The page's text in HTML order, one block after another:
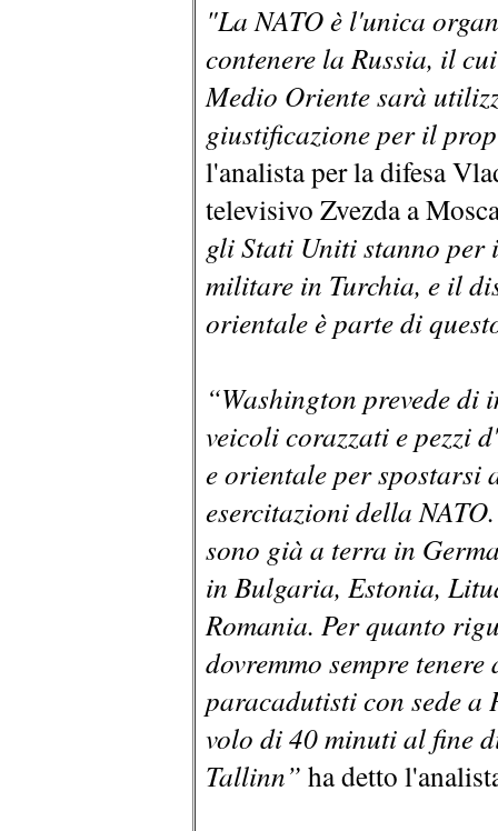
"La NATO è l'unica
contenere la Russia, il
Medio Oriente sarà
giustificazione per il
l'analista per la difesa
televisivo Zvezda a
gli Stati Uniti stanno
militare in Turchia, e il
orientale è parte di
“Washington prevede
veicoli corazzati e pezzi
e orientale per spostarsi
esercitazioni della
sono già a terra in
in Bulgaria, Estonia,
Romania. Per quanto
dovremmo sempre
paracadutisti con sede a
volo di 40 minuti al fine
Tallinn” ha detto